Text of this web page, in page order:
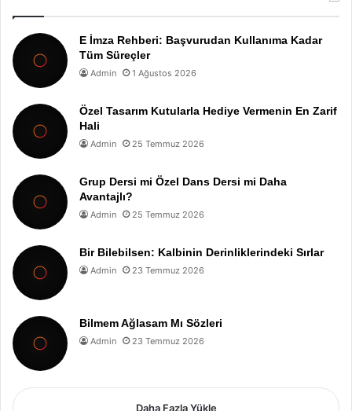
E İmza Rehberi: Başvurudan Kullanıma Kadar
Tüm Süreçler
Admin 1 Ağustos 2026
Özel Tasarım Kutularla Hediye Vermenin En Zarif
Hali
Admin 25 Temmuz 2026
Grup Dersi mi Özel Dans Dersi mi Daha
Avantajlı?
Admin 25 Temmuz 2026
Bir Bilebilsen: Kalbinin Derinliklerindeki Sırlar
Admin 23 Temmuz 2026
Bilmem Ağlasam Mı Sözleri
Admin 23 Temmuz 2026
Daha Fazla Yükle